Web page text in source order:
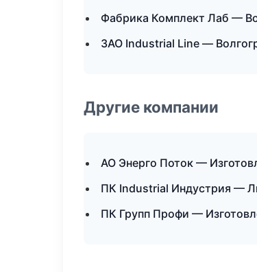
Фабрика Комплект Лаб —
ЗАО Industrial Line —
Другие компании
АО Энерго Поток —
ПК Industrial Индустрия —
ПК Групп Профи —